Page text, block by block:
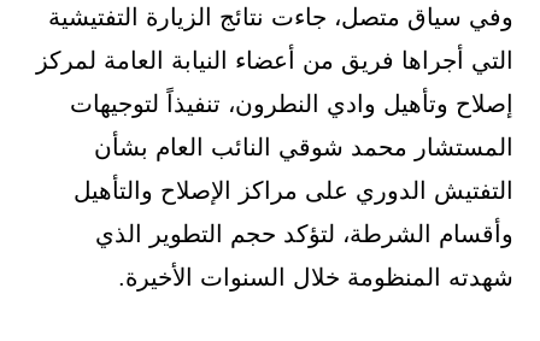
وفي سياق متصل، جاءت نتائج الزيارة التفتيشية
التي أجراها فريق من أعضاء النيابة العامة لمركز
إصلاح وتأهيل وادي النطرون، تنفيذاً لتوجيهات
المستشار محمد شوقي النائب العام بشأن
التفتيش الدوري على مراكز الإصلاح والتأهيل
وأقسام الشرطة، لتؤكد حجم التطوير الذي
شهدته المنظومة خلال السنوات الأخيرة.